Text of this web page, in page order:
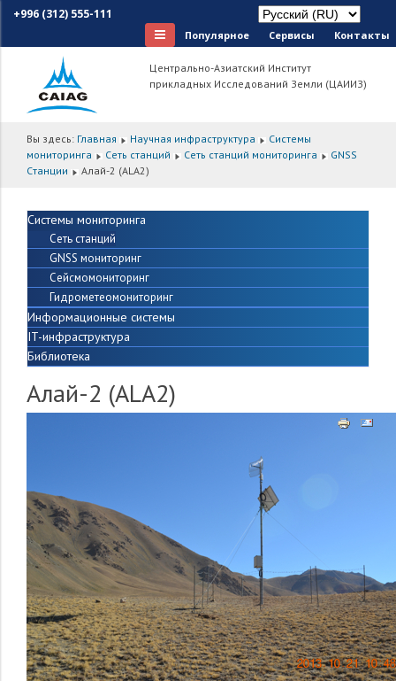
+996 (312) 555-111
Популярное Сервисы Контакты
Центрально-Азиатский Институт
прикладных Исследований Земли (ЦАИИЗ)
Вы здесь: Главная Научная инфраструктура
Системы
мониторинга
Сеть станций Сеть станций мониторинга
GNSS
Cтанции
Алай-2 (ALA2)
Системы мониторинга
Сеть станций
GNSS мониторинг
Сейсмомониторинг
Гидрометеомониторинг
Информационные системы
IT-инфраструктура
Библиотека
Алай-2 (ALA2)